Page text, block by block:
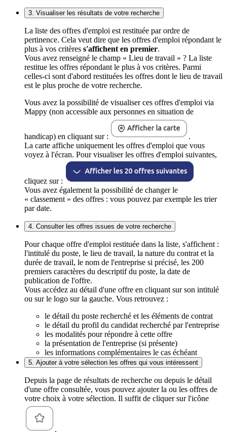
3. Visualiser les résultats de votre recherche
La liste des offres d'emploi est restituée par ordre de
pertinence. Cela veut dire que les offres d'emploi répondant le
plus à vos critères s'affichent en premier.
Vous avez renseigné le champ « Lieu de travail » ? La liste
restitue les offres répondant le plus à vos critères. Parmi
celles-ci sont d'abord restituées les offres dont le lieu de travail
est le plus proche de votre recherche.
Vous avez la possibilité de visualiser ces offres d'emploi via
Mappy (non accessible aux personnes en situation de
handicap) en cliquant sur :
.
La carte affiche uniquement les offres d'emploi que vous
voyez à l'écran. Pour visualiser les offres d'emploi suivantes,
cliquez sur :
Vous avez également la possibilité de changer le
« classement » des offres : vous pouvez par exemple les trier
par date.
4. Consulter les offres issues de votre recherche
Pour chaque offre d'emploi restituée dans la liste, s'affichent :
l'intitulé du poste, le lieu de travail, la nature du contrat et la
durée de travail, le nom de l'entreprise si précisé, les 200
premiers caractères du descriptif du poste, la date de
publication de l'offre.
Vous accédez au détail d'une offre en cliquant sur son intitulé
ou sur le logo sur la gauche. Vous retrouvez :
le détail du poste recherché et les éléments de contrat
le détail du profil du candidat recherché par l'entreprise
les modalités pour répondre à cette offre
la présentation de l'entreprise (si présente)
les informations complémentaires le cas échéant
5. Ajouter à votre sélection les offres qui vous intéressent
Depuis la page de résultats de recherche ou depuis le détail
d'une offre consultée, vous pouvez ajouter la ou les offres de
votre choix à votre sélection. Il suffit de cliquer sur l'icône
.